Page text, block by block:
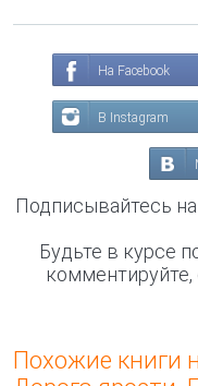
На Facebook
В Instagram
Подписывайтесь
Будьте в курсе
Похожие книги